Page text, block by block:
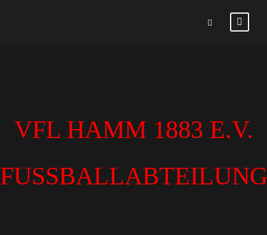
VFL HAMM 1883 E.V.
FUSSBALLABTEILUNG